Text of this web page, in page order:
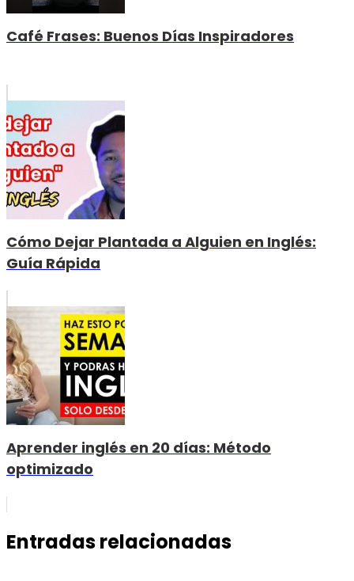
Café Frases: Buenos Días Inspiradores
Cómo Dejar Plantada a Alguien en Inglés:
Guía Rápida
Aprender inglés en 20 días: Método
optimizado
Entradas relacionadas